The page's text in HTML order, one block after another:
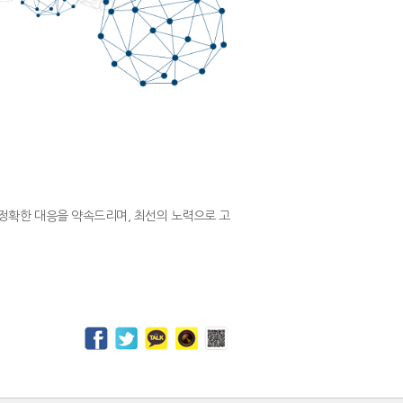
확한 대응을 약속드리며, 최선의 노력으로 고